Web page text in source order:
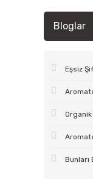
Bloglar
Eşsiz
Bunları